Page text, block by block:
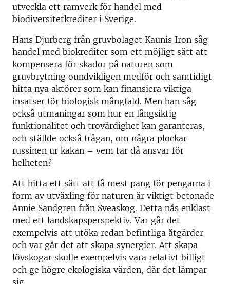
utveckla ett ramverk för handel med
biodiversitetkrediter i Sverige.
Hans Djurberg från gruvbolaget Kaunis Iron såg
handel med biokrediter som ett möjligt sätt att
kompensera för skador på naturen som
gruvbrytning oundvikligen medför och samtidigt
hitta nya aktörer som kan finansiera viktiga
insatser för biologisk mångfald. Men han såg
också utmaningar som hur en långsiktig
funktionalitet och trovärdighet kan garanteras,
och ställde också frågan, om några plockar
russinen ur kakan – vem tar då ansvar för
helheten?
Att hitta ett sätt att få mest pang för pengarna i
form av utväxling för naturen är viktigt betonade
Annie Sandgren från Sveaskog. Detta nås enklast
med ett landskapsperspektiv. Var går det
exempelvis att utöka redan befintliga åtgärder
och var går det att skapa synergier. Att skapa
lövskogar skulle exempelvis vara relativt billigt
och ge högre ekologiska värden, där det lämpar
sig.